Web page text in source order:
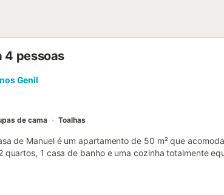
4 pessoas
Genil
de cama Toalhas
de Manuel é um apartamento de 50 m² que
quartos, 1 casa de banho e uma cozinha totalmente
e máquina de lavar roupa para tornar a vossa
partilhado direto às pistas de esqui, sendo ideal